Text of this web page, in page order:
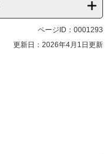
ページID：0001293
更新日：2026年4月1日更新